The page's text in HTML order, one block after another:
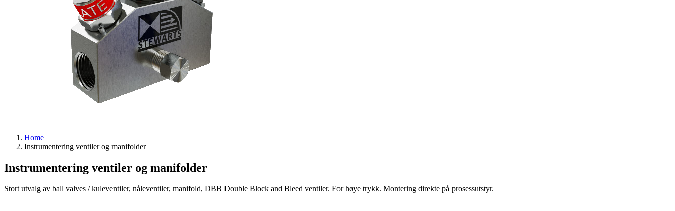
Home
Instrumentering ventiler og manifolder
Instrumentering ventiler og manifolder
Stort utvalg av ball valves / kuleventiler, nåleventiler, manifold, DBB Double Block and Bleed ventiler. For høye trykk. Montering direkte på prosessutstyr.